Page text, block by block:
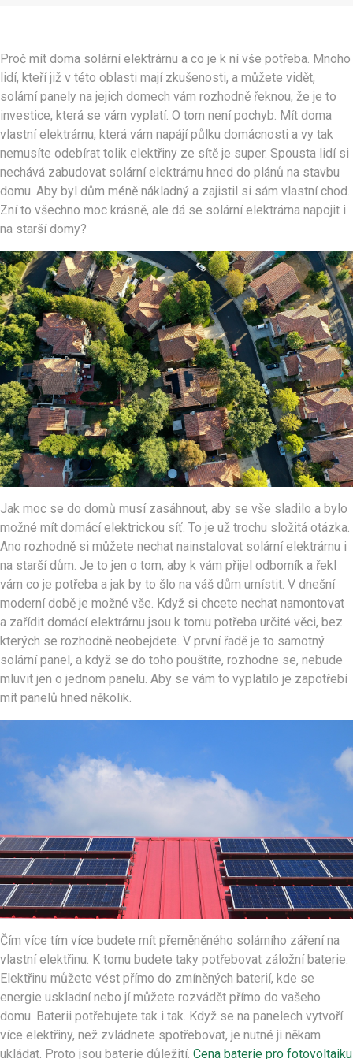
Proč mít doma solární elektrárnu a co je k ní vše potřeba. Mnoho
lidí, kteří již v této oblasti mají zkušenosti, a můžete vidět,
solární panely na jejich domech vám rozhodně řeknou, že je to
investice, která se vám vyplatí. O tom není pochyb. Mít doma
vlastní elektrárnu, která vám napájí půlku domácnosti a vy tak
nemusíte odebírat tolik elektřiny ze sítě je super. Spousta lidí si
nechává zabudovat solární elektrárnu hned do plánů na stavbu
domu. Aby byl dům méně nákladný a zajistil si sám vlastní chod.
Zní to všechno moc krásně, ale dá se solární elektrárna napojit i
na starší domy?
Jak moc se do domů musí zasáhnout, aby se vše sladilo a bylo
možné mít domácí elektrickou síť. To je už trochu složitá otázka.
Ano rozhodně si můžete nechat nainstalovat solární elektrárnu i
na starší dům. Je to jen o tom, aby k vám přijel odborník a řekl
vám co je potřeba a jak by to šlo na váš dům umístit. V dnešní
moderní době je možné vše. Když si chcete nechat namontovat
a zařídit domácí elektrárnu jsou k tomu potřeba určité věci, bez
kterých se rozhodně neobejdete. V první řadě je to samotný
solární panel, a když se do toho pouštíte, rozhodne se, nebude
mluvit jen o jednom panelu. Aby se vám to vyplatilo je zapotřebí
mít panelů hned několik.
Čím více tím více budete mít přeměněného solárního záření na
vlastní elektřinu. K tomu budete taky potřebovat záložní baterie.
Elektřinu můžete vést přímo do zmíněných baterií, kde se
energie uskladní nebo jí můžete rozvádět přímo do vašeho
domu. Baterii potřebujete tak i tak. Když se na panelech vytvoří
více elektřiny, než zvládnete spotřebovat, je nutné ji někam
ukládat. Proto jsou baterie důležití. Cena baterie pro fotovoltaiku